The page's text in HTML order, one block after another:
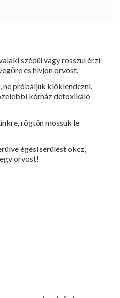
szédül vagy rosszul érzi
és hívjon orvost.
ne próbáljuk kiöklendezni.
kórház detoxikáló
rögtön mossuk le
égési sérülést okoz,
orvost!